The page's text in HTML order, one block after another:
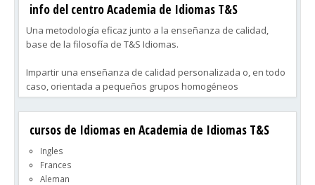
info del centro Academia de Idiomas T&S
Una metodología eficaz junto a la enseñanza de calidad,
base de la filosofía de T&S Idiomas.
Impartir una enseñanza de calidad personalizada o, en todo
caso, orientada a pequeños grupos homogéneos
constituidos por un máximo de 4 alumnos resulta ser, desde
el punto de vista pedagógico, la mejor garantía de éxito en el
aprendizaje definitivo de un idioma, siempre y cuando se
conocimiento y experiencia atesorados por un adecuado
grupo de especialistas.
cursos de Idiomas en Academia de Idiomas T&S
Ingles
Frances
Aleman